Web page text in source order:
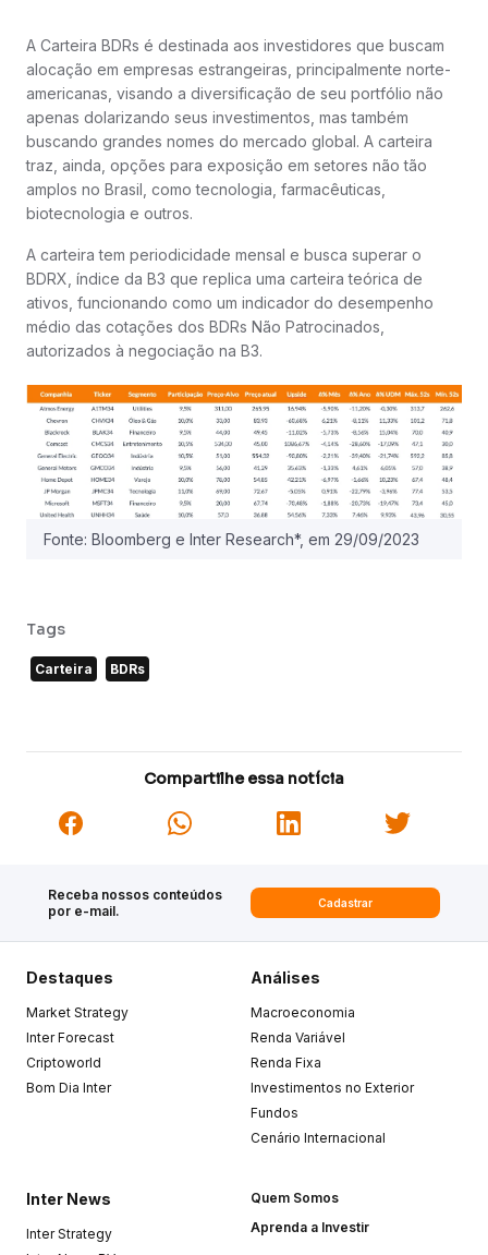
A Carteira BDRs é destinada aos investidores que buscam
alocação em empresas estrangeiras, principalmente norte-
americanas, visando a diversificação de seu portfólio não
apenas dolarizando seus investimentos, mas também
buscando grandes nomes do mercado global. A carteira
traz, ainda, opções para exposição em setores não tão
amplos no Brasil, como tecnologia, farmacêuticas,
biotecnologia e outros.
A carteira tem periodicidade mensal e busca superar o
BDRX, índice da B3 que replica uma carteira teórica de
ativos, funcionando como um indicador do desempenho
médio das cotações dos BDRs Não Patrocinados,
autorizados à negociação na B3.
Fonte: Bloomberg e Inter Research*, em 29/09/2023
Tags
Carteira BDRs
Compartilhe essa notícia
Receba nossos conteúdos
por e-mail.
Cadastrar
Destaques
Market Strategy
Inter Forecast
Criptoworld
Bom Dia Inter
Análises
Macroeconomia
Renda Variável
Renda Fixa
Investimentos no Exterior
Fundos
Cenário Internacional
Inter News
Inter Strategy
Quem Somos
Aprenda a Investir